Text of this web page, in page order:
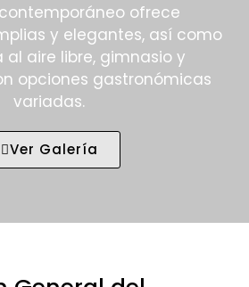
ofrece
y elegantes, así como
al aire libre, gimnasio y
opciones gastronómicas
variadas.
Ver Galería